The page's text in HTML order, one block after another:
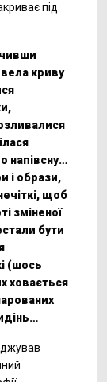
під
криву
напівсну…
і образи,
щоб
зміненої
бути
(шось
ховається